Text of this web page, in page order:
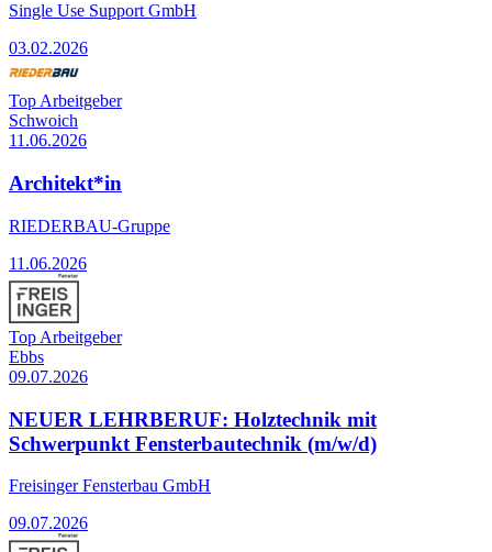
Single Use Support GmbH
03.02.2026
Top Arbeitgeber
Schwoich
11.06.2026
Architekt*in
RIEDERBAU-Gruppe
11.06.2026
Top Arbeitgeber
Ebbs
09.07.2026
NEUER LEHRBERUF: Holztechnik mit
Schwerpunkt Fensterbautechnik (m/w/d)
Freisinger Fensterbau GmbH
09.07.2026